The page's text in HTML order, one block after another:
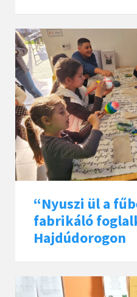
“Nyuszi ül a
fabrikáló
Hajdúdorogon